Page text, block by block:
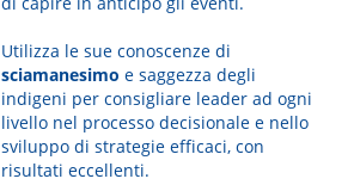
Utilizza le sue conoscenze di
sciamanesimo e saggezza degli
indigeni per consigliare leader ad ogni
livello nel processo decisionale e nello
sviluppo di strategie efficaci, con
risultati eccellenti.